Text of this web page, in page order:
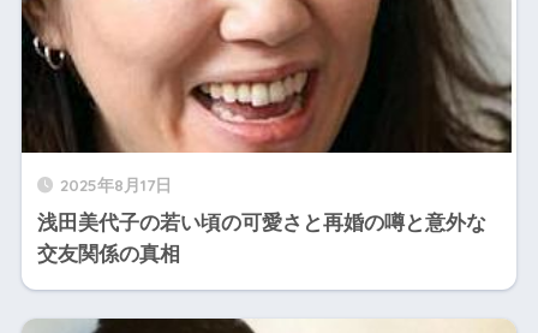
2025年8月17日
浅田美代子の若い頃の可愛さと再婚の噂と意外な
交友関係の真相